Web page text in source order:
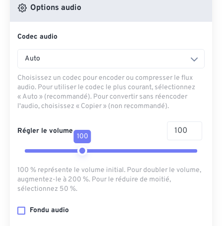
Depuis OneDrive
Options audio
Codec audio
Auto
Choisissez un codec pour encoder ou compresser le flux
audio. Pour utiliser le codec le plus courant, sélectionnez
« Auto » (recommandé). Pour convertir sans réencoder
l'audio, choisissez « Copier » (non recommandé).
Régler le volume
100
100 % représente le volume initial. Pour doubler le volume,
augmentez-le à 200 %. Pour le réduire de moitié,
sélectionnez 50 %.
Fondu audio